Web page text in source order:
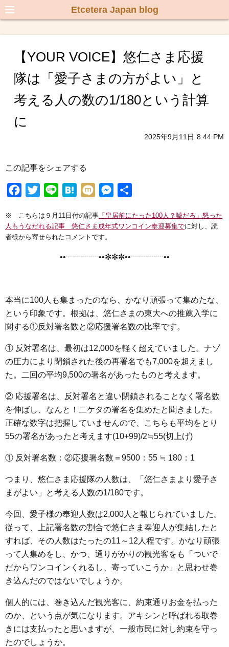
Etcetera Japan blog
【YOUR VOICE】悠仁さま応援
隊は「愛子さまの方がよい」と
考える人の数の1/180という計算
に
2025年9月11日 8:44 PM
この記事をシェアする
c
e
i
t
n
e
H
t
e
M
x
i
s
n
r
※ こちらは９月11日付の記事 「皇居前にたった100人？嘘だろ」怒った
人もうなだれる記事 悠仁さま成年式ワンコイン奉迎募集でに対し、読
者様から寄せられたコメントです。
••┈┈┈┈••✼✼✼••┈┈┈┈••
本当に100人も集まったのなら、かなり頑張って集めたな、
という印象です。根拠は、悠仁さまの東大への推薦入学に
関する①反対署名数と②応援署名数の比率です。
① 反対署名は、最初は12,000を軽く超えていました。ナゾ
の圧力により閉鎖された後の再署名でも7,000を超えまし
た。二回の平均9,500の署名があったものと考えます。
② 応援署名は、反対署名と違い閉鎖されることなく署名数
を伸ばし、なんと！二ケタの署名を集めたと聞きました。
正確な数字は把握していませんので、こちらも平均をとり
55の署名があったと考えます(10+99)/2≒55(切上げ)
① 反対署名数：②応援署名数＝9500：55 ≒ 180：1
つまり、悠仁さま応援隊の人数は、「悠仁さまより愛子さ
まがよい」と考える人数の1/180です。
今回、愛子様の奉迎人数は2,000人と報じられていました。
従って、上記署名数の割合で悠仁さま奉迎人が集結したと
すれば、その人数はたったの11～12人程です。かなり頑張
って人集めをし、かつ、通りがかりの観光客をも「ついで
だからワンコインくれるし、寄っていこうか」と思わせ巻
き込んだのではないでしょうか。
個人的には、巻き込んだ観光客に、約束通りお金を払った
のか、という点が気になります。アキシンと呼ばれる取巻
きには支払ったと思いますが、一般市民に対し約束を守っ
たのでしょうか。